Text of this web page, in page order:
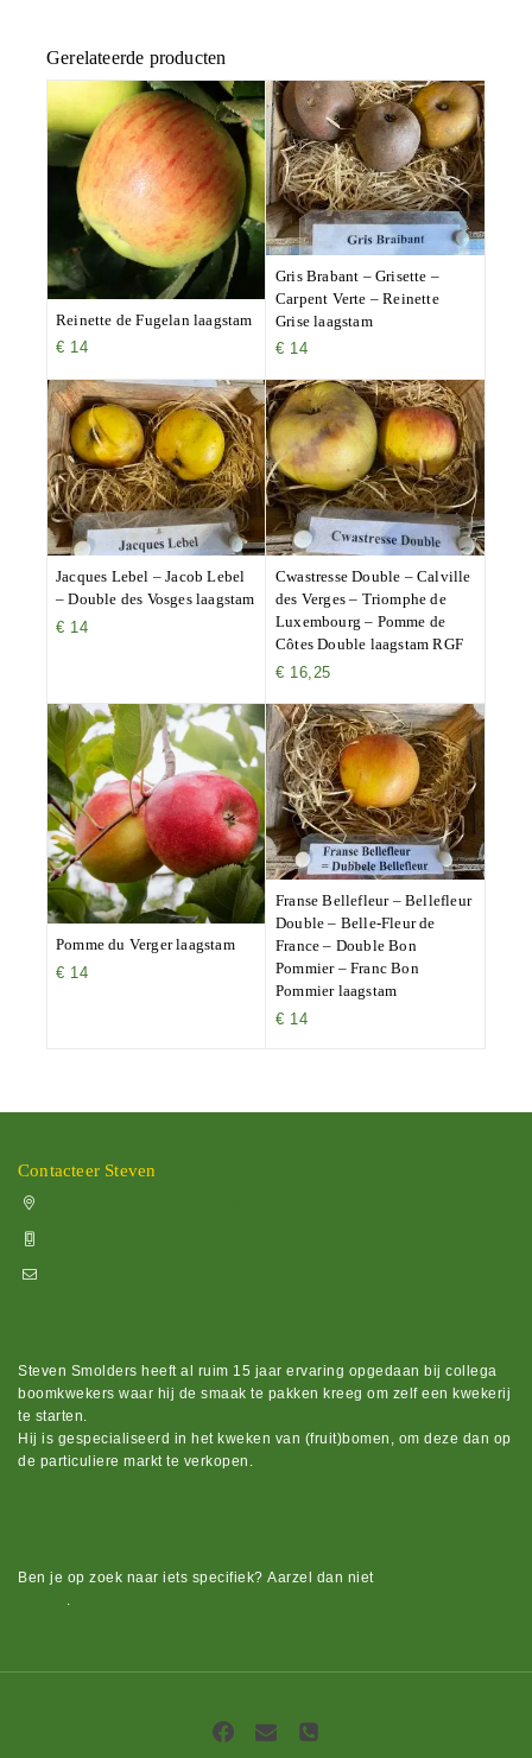
Gerelateerde producten
Reinette de Fugelan laagstam
€ 14
Gris Brabant – Grisette –
Carpent Verte – Reinette
Grise laagstam
€ 14
Jacques Lebel – Jacob Lebel
– Double des Vosges laagstam
€ 14
Cwastresse Double – Calville
des Verges – Triomphe de
Luxembourg – Pomme de
Côtes Double laagstam RGF
€ 16,25
Pomme du Verger laagstam
€ 14
Franse Bellefleur – Bellefleur
Double – Belle-Fleur de
France – Double Bon
Pommier – Franc Bon
Pommier laagstam
€ 14
Contacteer Steven
Steven Smolders heeft al ruim 15 jaar ervaring opgedaan bij collega
boomkwekers waar hij de smaak te pakken kreeg om zelf een kwekerij
te starten.
Hij is gespecialiseerd in het kweken van (fruit)bomen, om deze dan op
de particuliere markt te verkopen.
Ben je op zoek naar iets specifiek? Aarzel dan niet
.